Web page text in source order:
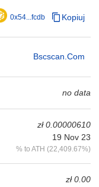
0x54...fcdb Kopiuj
Bscscan.com
no data
zł 0.00000610
19 Nov 23
% to ATH (22,409.67%)
zł 0.00